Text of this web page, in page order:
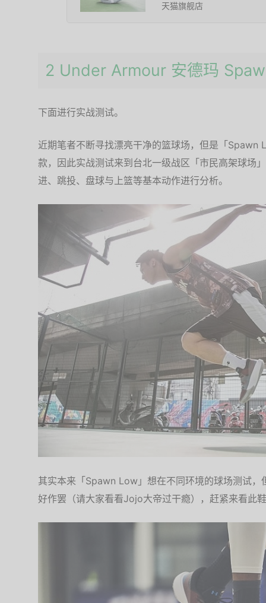
天猫旗舰店
2 Under Armour 安德玛
下面进行实战测试。
近期笔者不断寻找漂亮干净的篮球场，但是「Spawn
款，因此实战测试来到台北一级战区「市民高架球场
进、跳投、盘球与上篮等基本动作进行分析。
其实本来「Spawn Low」想在不同环境的球场测试
好作罢（请大家看看Jojo大帝过干瘾），赶紧来看此